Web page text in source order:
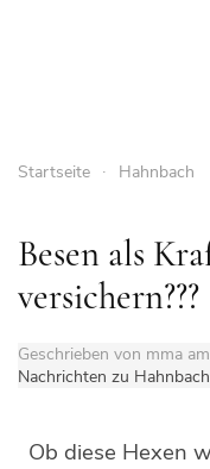
Startseite Hahnbach
Besen als
versichern???
Geschrieben von mma am
Nachrichten zu Hahnbach
Ob diese Hexen